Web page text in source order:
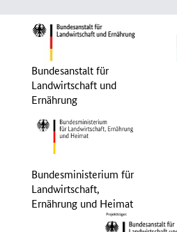
Bundesanstalt für
Landwirtschaft und
Ernährung
Bundesministerium für
Landwirtschaft,
Ernährung und Heimat